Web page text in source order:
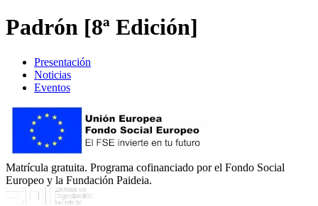
Padrón [8ª Edición]
Presentación
Noticias
Eventos
Matrícula gratuita. Programa cofinanciado por el Fondo Social
Europeo y la Fundación Paideia.